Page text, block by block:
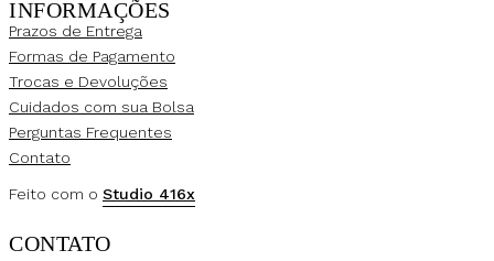
INFORMAÇÕES
Prazos de Entrega
Formas de Pagamento
Trocas e Devoluções
Cuidados com sua Bolsa
Perguntas Frequentes
Contato
Feito com o Studio 416x
CONTATO